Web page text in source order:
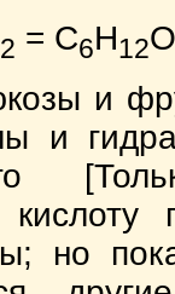
2 = C6H12O
и
и
но